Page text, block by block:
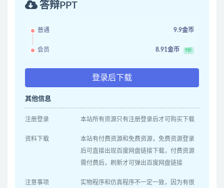
答辩PPT
普通 9.9金币
会员 8.91金币 9折
登录后下载
其他信息
注册登录 本站所有资源只有注册登录后才可购买下载
资料下载
本站有付费资源和免费资源，免费资源登录
后可直接出现百度网盘链接下载，付费资源
需付费后，刷新才可弹出百度网盘链接
注意事项
实物程序和仿真程序不一定一致，因为有很